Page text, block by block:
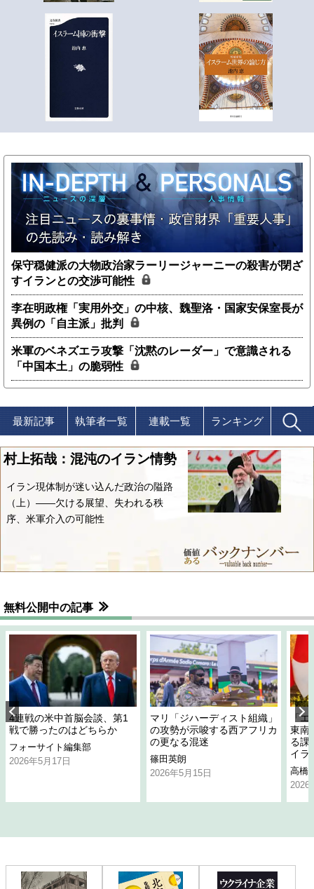
保守穏健派の大物政治家ラーリージャーニーの殺害が閉ざ
すイランとの交渉可能性
李在明政権「実用外交」の中核、魏聖洛・国家安保室長が
異例の「自主派」批判
米軍のベネズエラ攻撃「沈黙のレーダー」で意識される
「中国本土」の脆弱性
最新記事 執筆者一覧 連載一覧 ランキング
村上拓哉：混沌のイラン情勢
イラン現体制が迷い込んだ政治の隘路
（上）――欠ける展望、失われる秩
序、米軍介入の可能性
無料公開中の記事
4連戦の米中首脳会談、第1
戦で勝ったのはどちらか
フォーサイト編集部
2026年5月17日
マリ「ジハーディスト組織」
の攻勢が示唆する西アフリカ
の更なる混迷
篠田英朗
2026年5月15日
「
東南
る課
イラ
高橋
2026